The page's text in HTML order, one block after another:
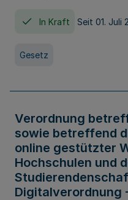
In Kraft Seit 01. Juli
Gesetz
Verordnung
sowie betreffend
online gestützter
Hochschulen und
Digitalverordnung